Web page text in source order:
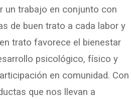
un trabajo en conjunto con
de buen trato a cada labor y
trato favorece el bienestar
psicológico, físico y
en comunidad. Con
que nos llevan a